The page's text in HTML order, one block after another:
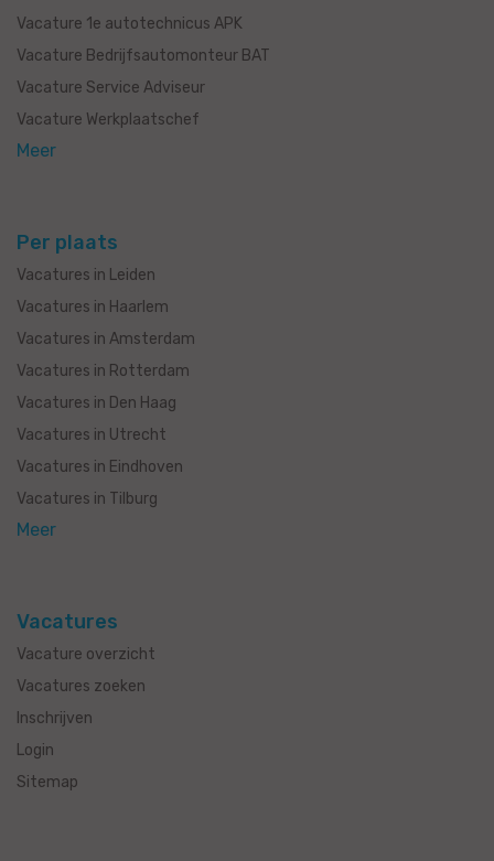
Vacature 1e autotechnicus APK
Vacature Bedrijfsautomonteur BAT
Vacature Service Adviseur
Vacature Werkplaatschef
Meer
Per plaats
Vacatures in Leiden
Vacatures in Haarlem
Vacatures in Amsterdam
Vacatures in Rotterdam
Vacatures in Den Haag
Vacatures in Utrecht
Vacatures in Eindhoven
Vacatures in Tilburg
Meer
Vacatures
Vacature overzicht
Vacatures zoeken
Inschrijven
Login
Sitemap